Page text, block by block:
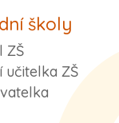
školy
ZŠ
učitelka ZŠ